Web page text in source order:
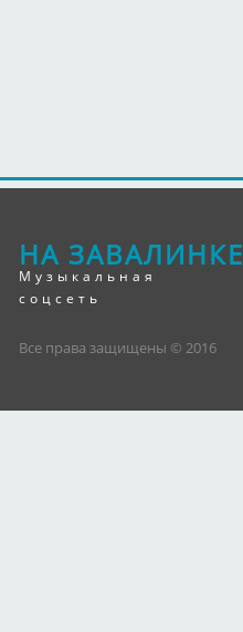
НА ЗАВАЛИНКЕ
Музыкальная
соцсеть
Все права защищены © 2016